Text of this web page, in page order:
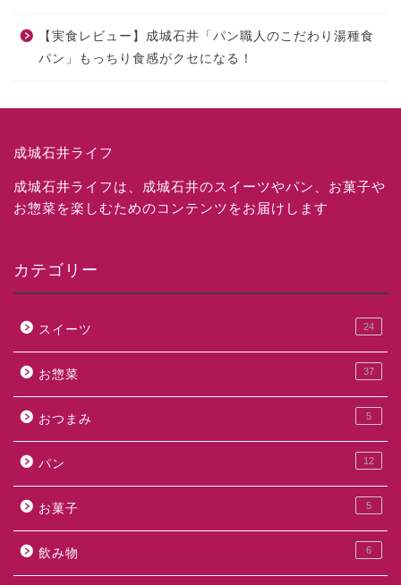
【実食レビュー】成城石井「パン職人のこだわり湯種食
パン」もっちり食感がクセになる！
成城石井ライフ
成城石井ライフは、成城石井のスイーツやパン、お菓子や
お惣菜を楽しむためのコンテンツをお届けします
カテゴリー
スイーツ 24
お惣菜 37
おつまみ 5
パン 12
お菓子 5
飲み物 6